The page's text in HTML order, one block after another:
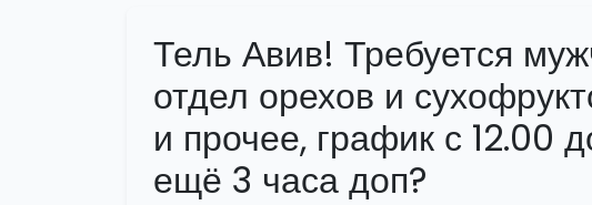
Тель Авив! Требуется
отдел орехов и
и прочее, график с 12.00
ещё 3 часа доп?